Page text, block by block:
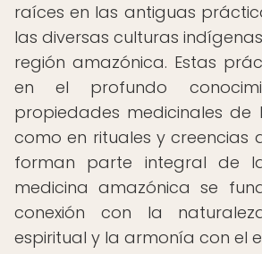
raíces en las antiguas
las diversas culturas
región amazónica. Estas
en el profundo
propiedades medicinales de
como en rituales y creencias
forman parte integral de
medicina amazónica se
conexión con la
espiritual y la armonía con el